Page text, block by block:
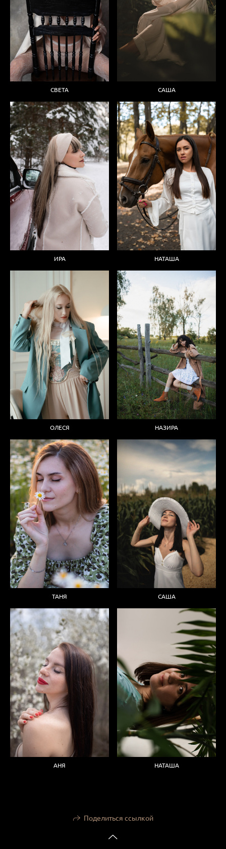
СВЕТА САША
ИРА НАТАША
ОЛЕСЯ НАЗИРА
ТАНЯ САША
АНЯ НАТАША
Поделиться ссылкой